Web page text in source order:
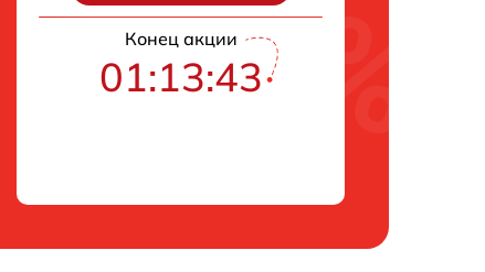
Конец акции
01:13:42